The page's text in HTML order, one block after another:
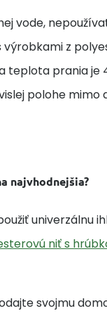
vode,
z
prania je
polohe
najvhodnejšia?
univerzálnu
niť s
svojmu